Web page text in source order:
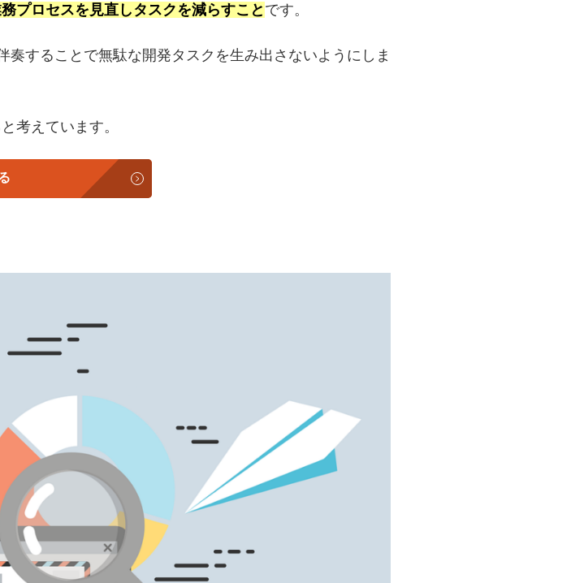
プロセスを見直しタスクを減らすこと です。
することで無駄な開発タスクを生み出さないようにしま
考えています。